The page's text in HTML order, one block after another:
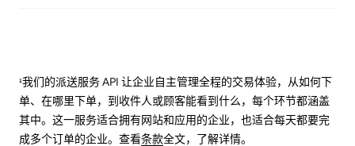
¹我们的派送服务 API 让企业自主管理全程的交易体验，从如何下
单、在哪里下单，到收件人或顾客能看到什么，每个环节都涵盖
其中。这一服务适合拥有网站和应用的企业，也适合每天都要完
成多个订单的企业。查看条款全文，了解详情。